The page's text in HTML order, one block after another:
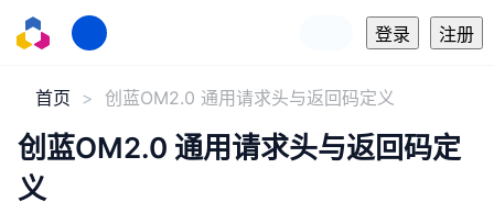
登录 注册
首页 创蓝OM2.0 通用请求头与返回码定义
创蓝OM2.0 通用请求头与返回码定
义